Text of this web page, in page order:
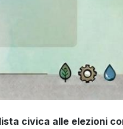
civica alle elezioni